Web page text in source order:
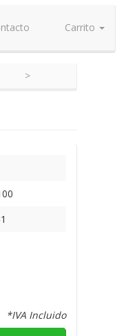
Carrito
*IVA Incluido